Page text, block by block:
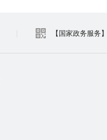
【国家政务服务